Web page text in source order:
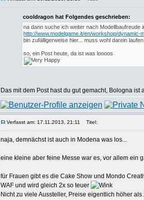
cooldragon hat Folgendes geschrieben:
na dann suche ich weiter nach Modellbaufreude
http://www.modelgame.it/en/workshop/dynamic-
bin zufälligerweise hier... muss wohl darein laufen
so, ein Post heute, da ist was loooos
Das mit dem Post hast du gut gemacht, Bologna
Verfasst am: 17.11.2013, 21:11 Titel:
naja, demnächst ist auch in Modena was los...
eine kleine aber feine Messe war es, vor allem ein
für Frauen gibt es die Cake Show und Mondo
WAF und wird gleich 2x so teuer
Nicht zu viele Aussteller, Preise eigentlich höher